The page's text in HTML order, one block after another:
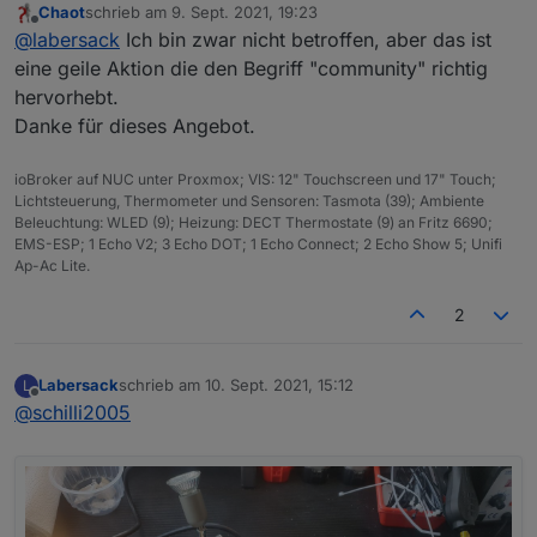
Modell Funktion
ator
R
Bl1-FM
Rollladenaktor
Bl1PBU-
FM
Rollladenaktor
0
u
F
K
2
Dim1TPBU
Dimmschalter
HM-LC-
Ja1PBU-
Unterputz
Jalousiensteuerung
C27
(SM
D)
4
7
u
1
K
Offline
Chaotschrieb am 9. Sept. 2021, 19:23
zuletzt editiert von
@labersack Ich bin zwar nicht betroffen, aber das ist
eine geile Aktion die den Begriff "community" richtig
hervorhebt.
Danke für dieses Angebot.
ioBroker auf NUC unter Proxmox; VIS: 12" Touchscreen und 17" Touch;
Lichtsteuerung, Thermometer und Sensoren: Tasmota (39); Ambiente
Beleuchtung: WLED (9); Heizung: DECT Thermostate (9) an Fritz 6690;
EMS-ESP; 1 Echo V2; 3 Echo DOT; 1 Echo Connect; 2 Echo Show 5; Unifi
Ap-Ac Lite.
2
L
Offline
Labersackschrieb am 10. Sept. 2021, 15:12
zuletzt editiert von
@schilli2005